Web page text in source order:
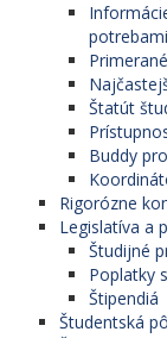
potrebami
Štatút
Buddy
Rigorózne
Legislatíva a
Študijné
Poplatky
Štipendiá
Študentská